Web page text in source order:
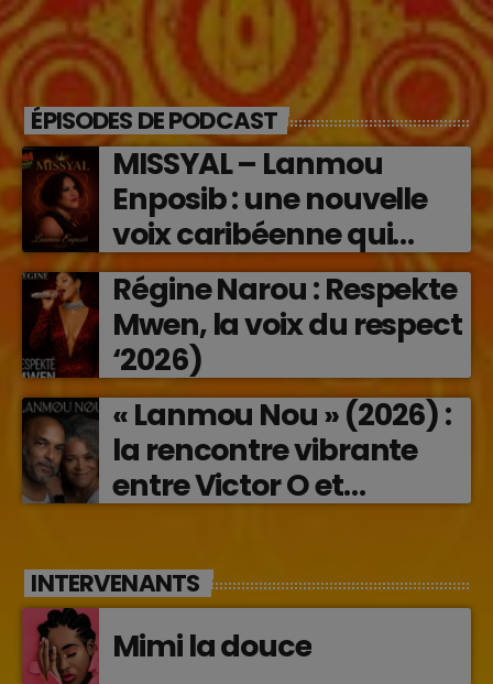
ÉPISODES DE PODCAST
MISSYAL – Lanmou
Enposib : une nouvelle
voix caribéenne qui
transforme les émotions
en musique (2026)
Régine Narou : Respekte
Mwen, la voix du respect
‘2026)
« Lanmou Nou » (2026) :
la rencontre vibrante
entre Victor O et
INTERVENANTS
Mimi la douce